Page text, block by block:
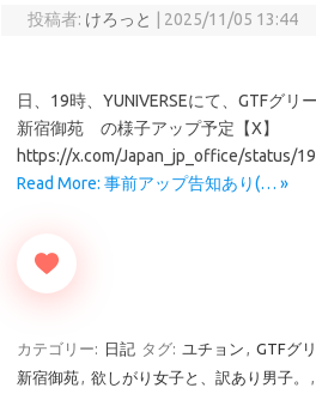
投稿者: けろっと 2025/11/05 13:44
日、19時、YUNIVERSEにて、GTFグリ
新宿御苑 の様子アップ予定【X】
https://x.com/Japan_jp_office/status/
Read More: 事前アップ告知あり(… »
カテゴリー: 日記 タグ: ユチョン , GTFグ
新宿御苑, 欲しがり女子と、訳あり男子。 ,